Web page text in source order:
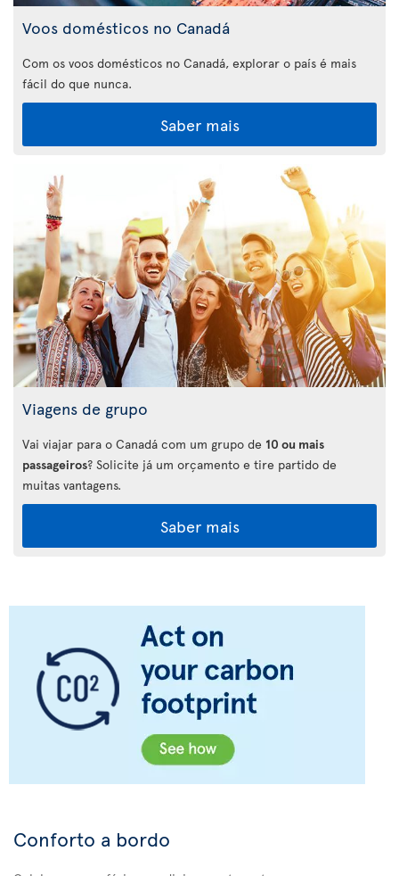
Voos domésticos no Canadá
Com os voos domésticos no Canadá, explorar o país é mais
fácil do que nunca.
Saber mais
Viagens de grupo
Vai viajar para o Canadá com um grupo de 10 ou mais
passageiros? Solicite já um orçamento e tire partido de
muitas vantagens.
Saber mais
Conforto a bordo